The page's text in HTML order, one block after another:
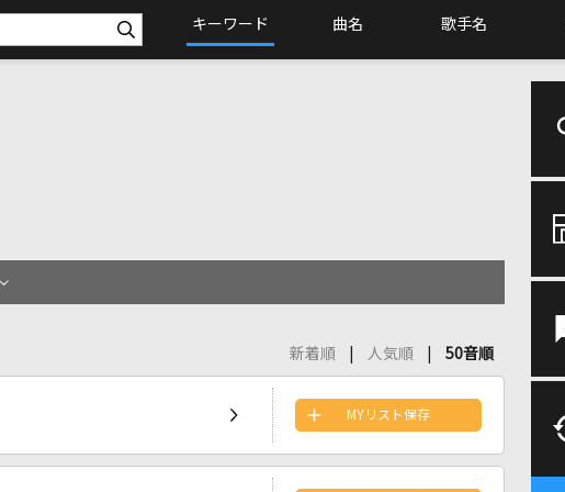
キーワード 曲名 歌手名
新着順 人気順 50音順
MYリスト保存